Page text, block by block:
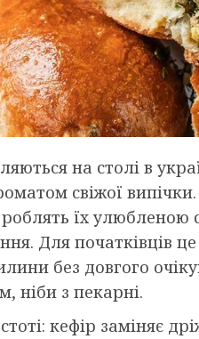
на столі в
свіжої випічки.
роблять їх
Для початківців
без довгого
ніби з пекарні.
кефір заміняє